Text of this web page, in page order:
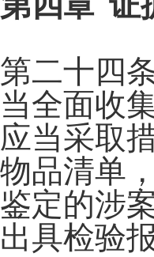
第二十四
当全面收
应当采取
物品清单
鉴定的涉
出具检验